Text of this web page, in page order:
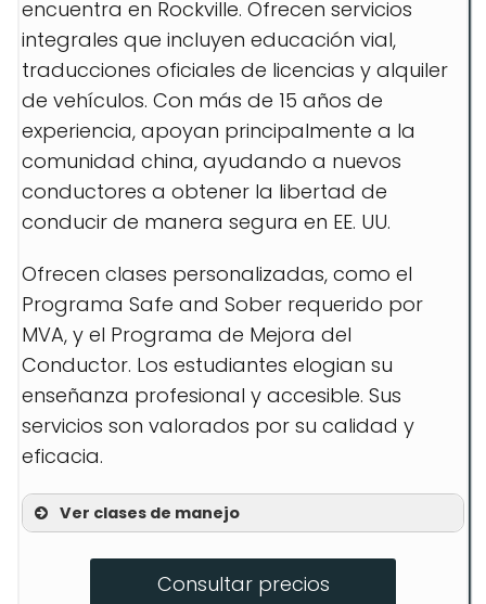
encuentra en Rockville. Ofrecen servicios
integrales que incluyen educación vial,
traducciones oficiales de licencias y alquiler
de vehículos. Con más de 15 años de
experiencia, apoyan principalmente a la
comunidad china, ayudando a nuevos
conductores a obtener la libertad de
conducir de manera segura en EE. UU.
Ofrecen clases personalizadas, como el
Programa Safe and Sober requerido por
MVA, y el Programa de Mejora del
Conductor. Los estudiantes elogian su
enseñanza profesional y accesible. Sus
servicios son valorados por su calidad y
eficacia.
Ver clases de manejo
Driver Improvement Program
Consultar precios